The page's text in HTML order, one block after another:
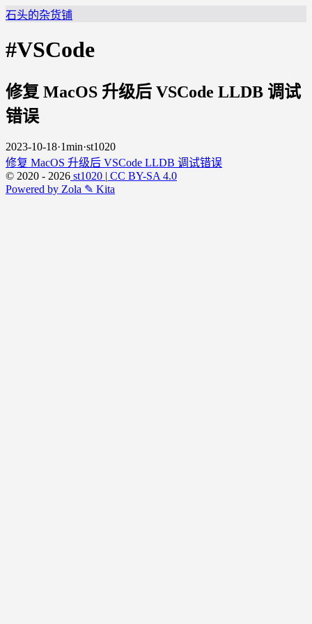
石头的杂货铺
#VSCode
修复 MacOS 升级后 VSCode LLDB 调试
错误
2023-10-18·1min·st1020
修复 MacOS 升级后 VSCode LLDB 调试错误
© 2020 - 2026 st1020 | CC BY-SA 4.0
Powered by Zola ✎ Kita